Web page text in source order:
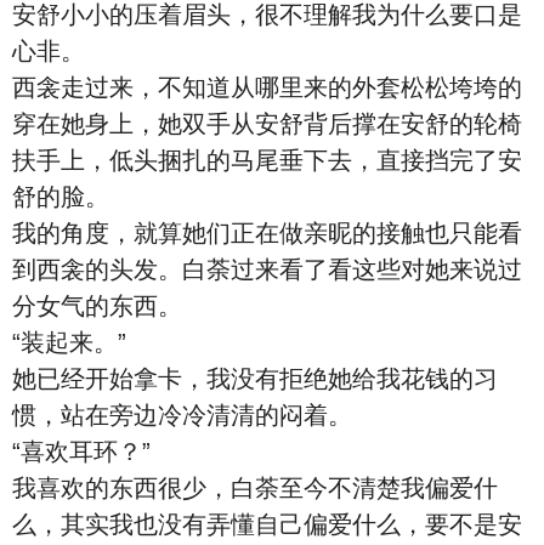
安舒小小的压着眉头，很不理解我为什么要口是
心非。
西衾走过来，不知道从哪里来的外套松松垮垮的
穿在她身上，她双手从安舒背后撑在安舒的轮椅
扶手上，低头捆扎的马尾垂下去，直接挡完了安
舒的脸。
我的角度，就算她们正在做亲昵的接触也只能看
到西衾的头发。白荼过来看了看这些对她来说过
分女气的东西。
“装起来。”
她已经开始拿卡，我没有拒绝她给我花钱的习
惯，站在旁边冷冷清清的闷着。
“喜欢耳环？”
我喜欢的东西很少，白荼至今不清楚我偏爱什
么，其实我也没有弄懂自己偏爱什么，要不是安